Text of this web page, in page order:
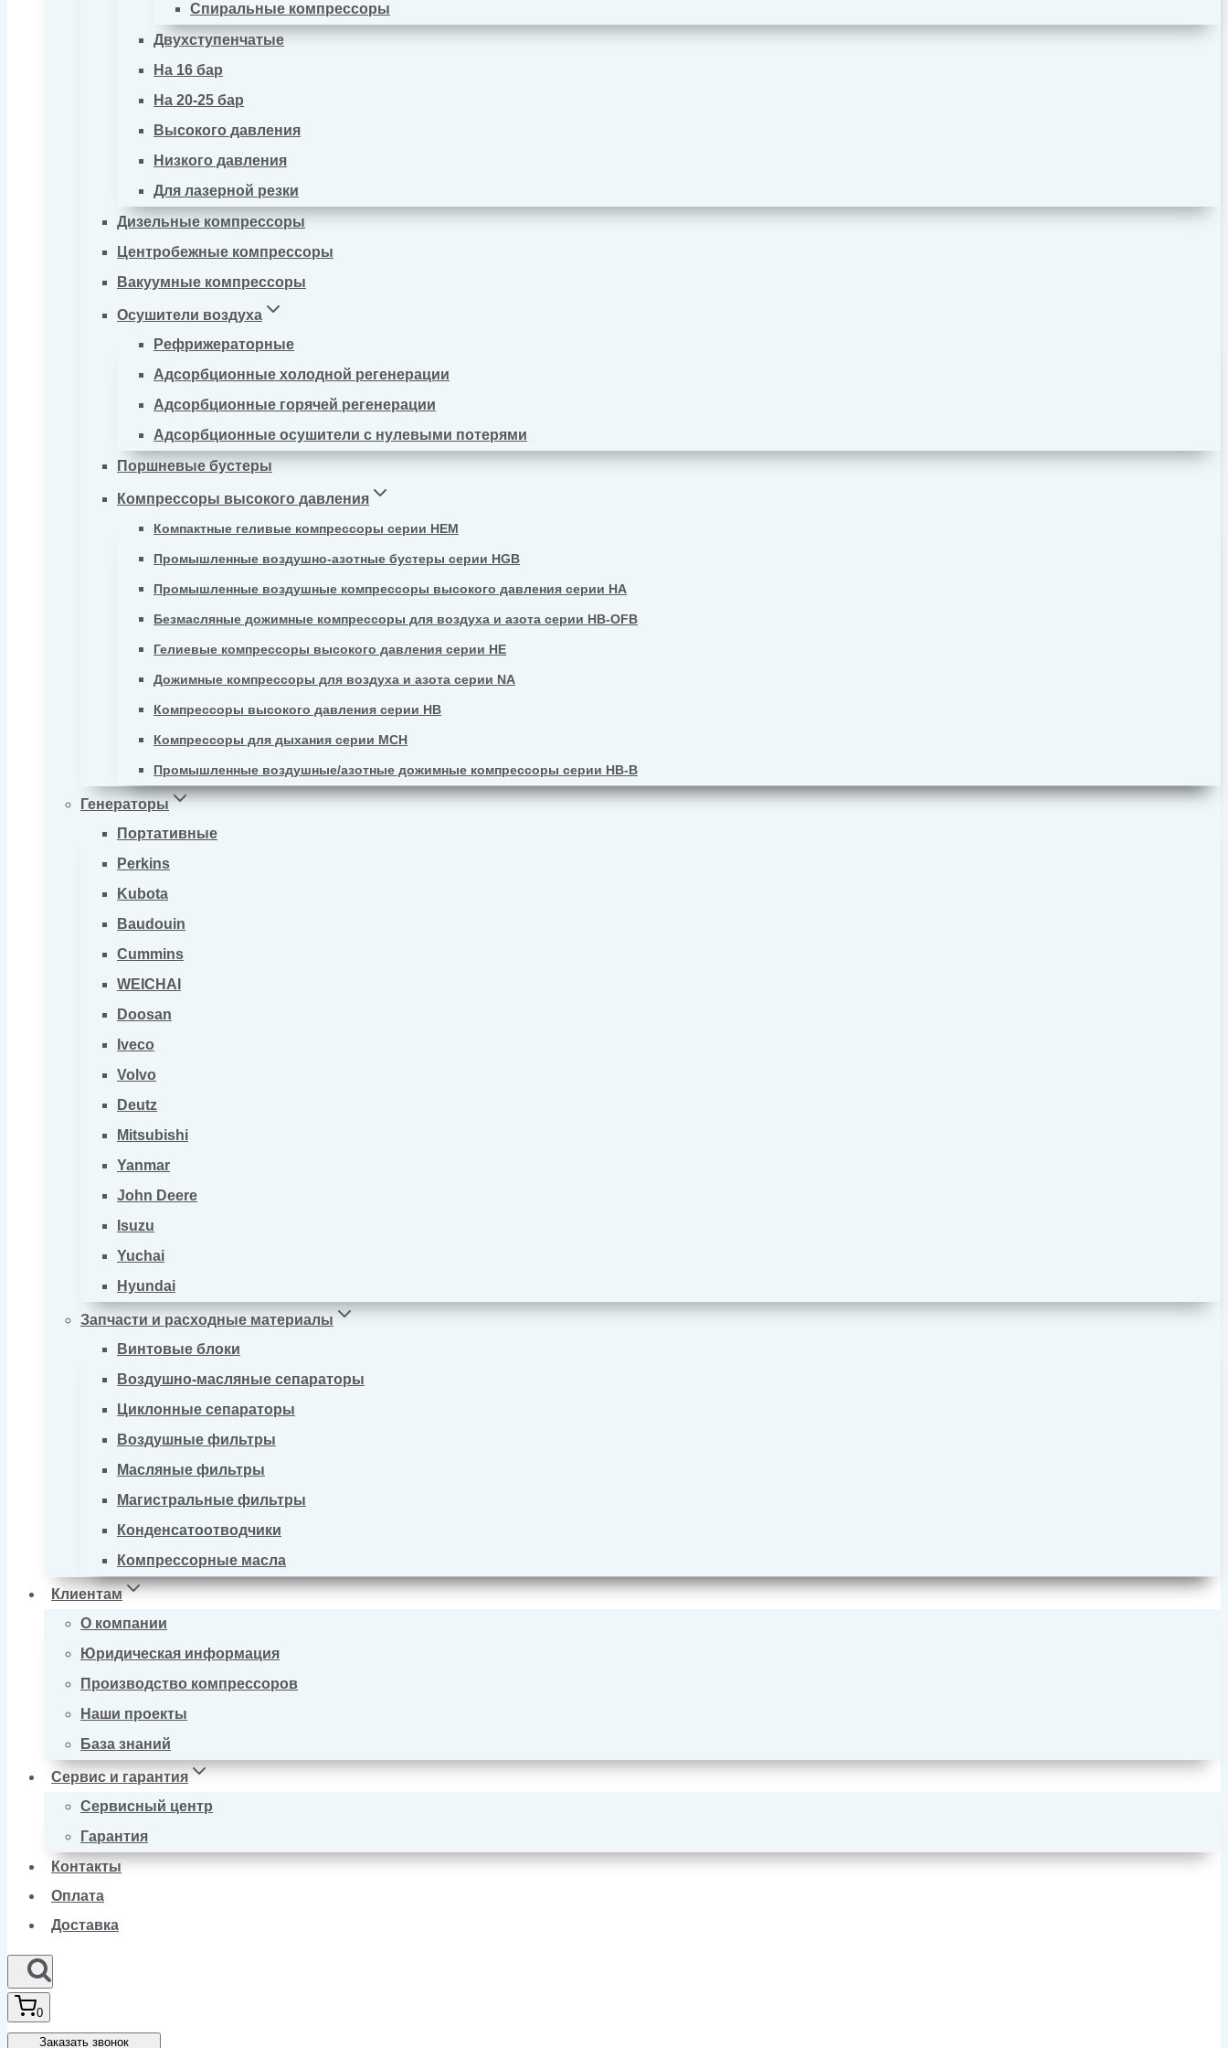
Спиральные компрессоры
Двухступенчатые
На 16 бар
На 20-25 бар
Высокого давления
Низкого давления
Для лазерной резки
Дизельные компрессоры
Центробежные компрессоры
Вакуумные компрессоры
Осушители воздуха
Рефрижераторные
Адсорбционные холодной регенерации
Адсорбционные горячей регенерации
Адсорбционные осушители с нулевыми потерями
Поршневые бустеры
Компрессоры высокого давления
Компактные геливые компрессоры серии HEM
Промышленные воздушно-азотные бустеры серии HGB
Промышленные воздушные компрессоры высокого давления серии HA
Безмасляные дожимные компрессоры для воздуха и азота серии HB-OFB
Гелиевые компрессоры высокого давления серии HE
Дожимные компрессоры для воздуха и азота серии NA
Компрессоры высокого давления серии HB
Компрессоры для дыхания серии MCH
Промышленные воздушные/азотные дожимные компрессоры серии HB-B
Генераторы
Портативные
Perkins
Kubota
Baudouin
Cummins
WEICHAI
Doosan
Iveco
Volvo
Deutz
Mitsubishi
Yanmar
John Deere
Isuzu
Yuchai
Hyundai
Запчасти и расходные материалы
Винтовые блоки
Воздушно-масляные сепараторы
Циклонные сепараторы
Воздушные фильтры
Масляные фильтры
Магистральные фильтры
Конденсатоотводчики
Компрессорные масла
Клиентам
О компании
Юридическая информация
Производство компрессоров
Наши проекты
База знаний
Сервис и гарантия
Сервисный центр
Гарантия
Контакты
Оплата
Доставка
0
Заказать звонок